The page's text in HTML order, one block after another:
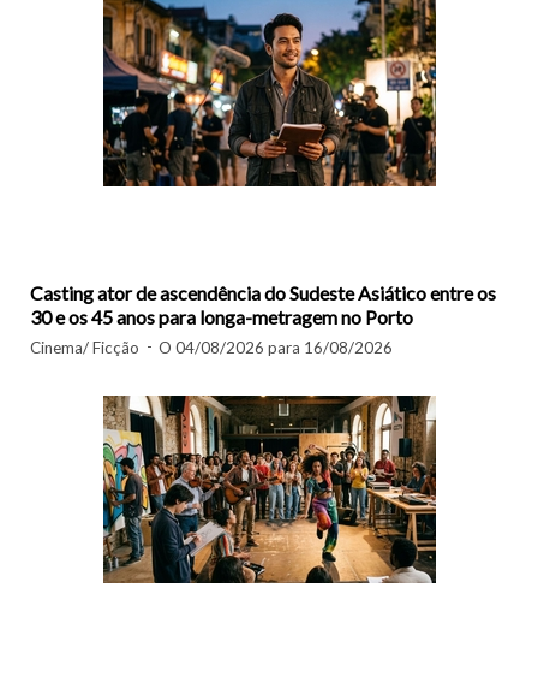
Casting ator de ascendência do Sudeste Asiático entre os
30 e os 45 anos para longa-metragem no Porto
Cinema/ Ficção O 04/08/2026 para 16/08/2026